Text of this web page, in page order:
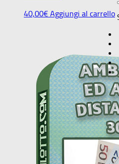
40,00€ Aggiungi al carrello